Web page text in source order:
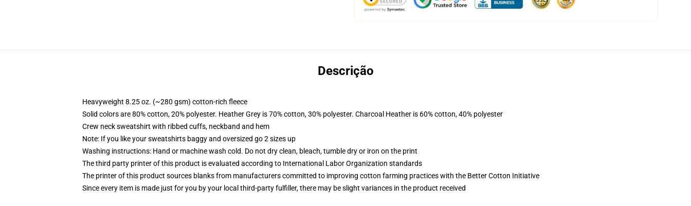
Descrição
Heavyweight 8.25 oz. (~280 gsm) cotton-rich fleece
Solid colors are 80% cotton, 20% polyester. Heather Grey is 70% cotton, 30% polyester. Charcoal Heather is 60% cotton, 40% polyester
Crew neck sweatshirt with ribbed cuffs, neckband and hem
Note: If you like your sweatshirts baggy and oversized go 2 sizes up
Washing instructions: Hand or machine wash cold. Do not dry clean, bleach, tumble dry or iron on the print
The third party printer of this product is evaluated according to International Labor Organization standards
The printer of this product sources blanks from manufacturers committed to improving cotton farming practices with the Better Cotton Initiative
Since every item is made just for you by your local third-party fulfiller, there may be slight variances in the product received